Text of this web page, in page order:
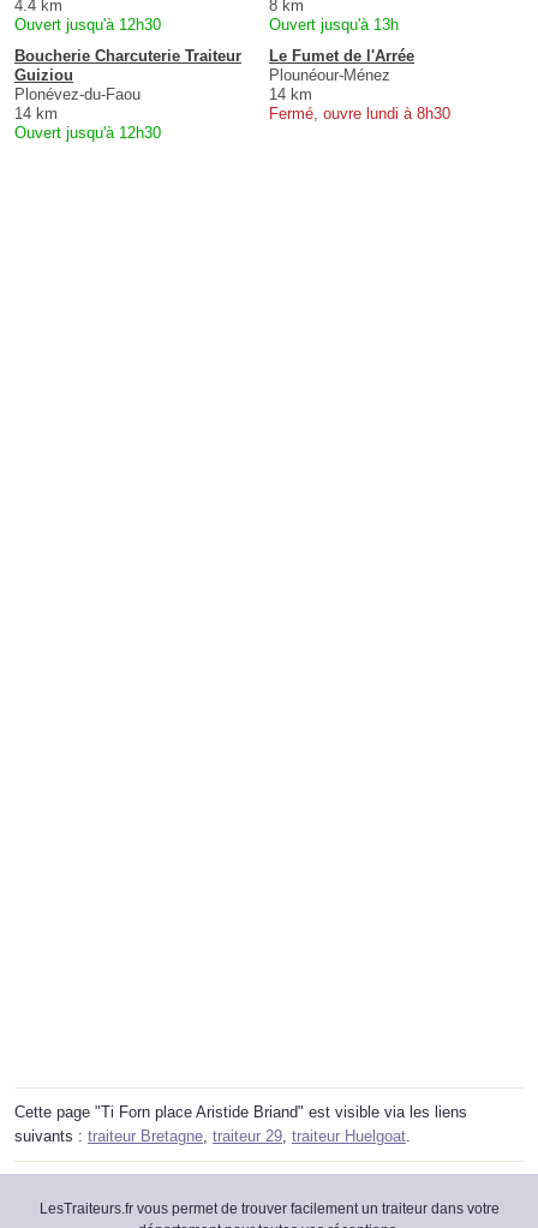
4.4 km
Ouvert jusqu'à 12h30
8 km
Ouvert jusqu'à 13h
Boucherie Charcuterie Traiteur
Guiziou
Plonévez-du-Faou
14 km
Ouvert jusqu'à 12h30
Le Fumet de l'Arrée
Plounéour-Ménez
14 km
Fermé, ouvre lundi à 8h30
Cette page "Ti Forn place Aristide Briand" est visible via les liens
suivants : traiteur Bretagne traiteur 29 traiteur Huelgoat
LesTraiteurs.fr vous permet de trouver facilement un traiteur dans votre